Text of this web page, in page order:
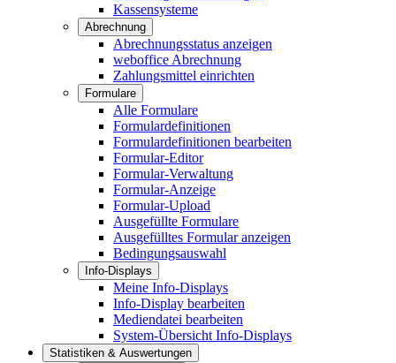
Kassensysteme
Abrechnung
Abrechnungsstatus anzeigen
weboffice Abrechnung
Zahlungsmittel einrichten
Formulare
Alle Formulare
Formulardefinitionen
Formulardefinitionen bearbeiten
Formular-Editor
Formular-Verwaltung
Formular-Anzeige
Formular-Upload
Ausgefüllte Formulare
Ausgefülltes Formular anzeigen
Bedingungsauswahl
Info-Displays
Meine Info-Displays
Info-Display bearbeiten
Mediendatei bearbeiten
System-Übersicht Info-Displays
Statistiken & Auswertungen